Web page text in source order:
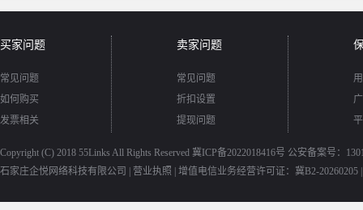
买家问题
常见问题
如何购买
发票相关
卖家问题
常见问题
折扣设置
提现问题
Copyright (C) 2018 55Links All Rights Reserved 冀ICP备2022018416号 公安备案号：
石家庄企悦网络科技有限公司 | 营业执照 增值电信业务经营许可证：冀B2-20260205